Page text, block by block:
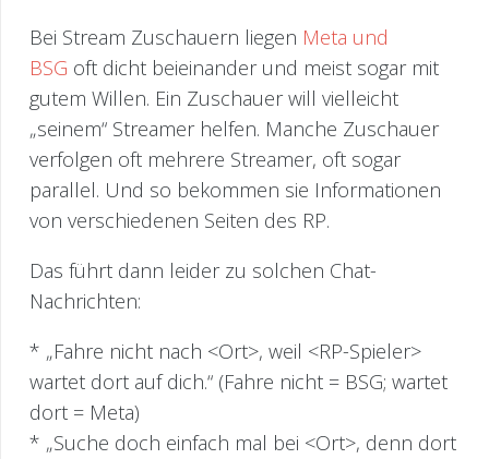
Bei Stream Zuschauern liegen Meta und
BSG oft dicht beieinander und meist sogar mit
gutem Willen. Ein Zuschauer will vielleicht
„seinem“ Streamer helfen. Manche Zuschauer
verfolgen oft mehrere Streamer, oft sogar
parallel. Und so bekommen sie Informationen
von verschiedenen Seiten des RP.
Das führt dann leider zu solchen Chat-
Nachrichten:
* „Fahre nicht nach <Ort>, weil <RP-Spieler>
wartet dort auf dich.“ (Fahre nicht = BSG; wartet
dort = Meta)
* „Suche doch einfach mal bei <Ort>, denn dort